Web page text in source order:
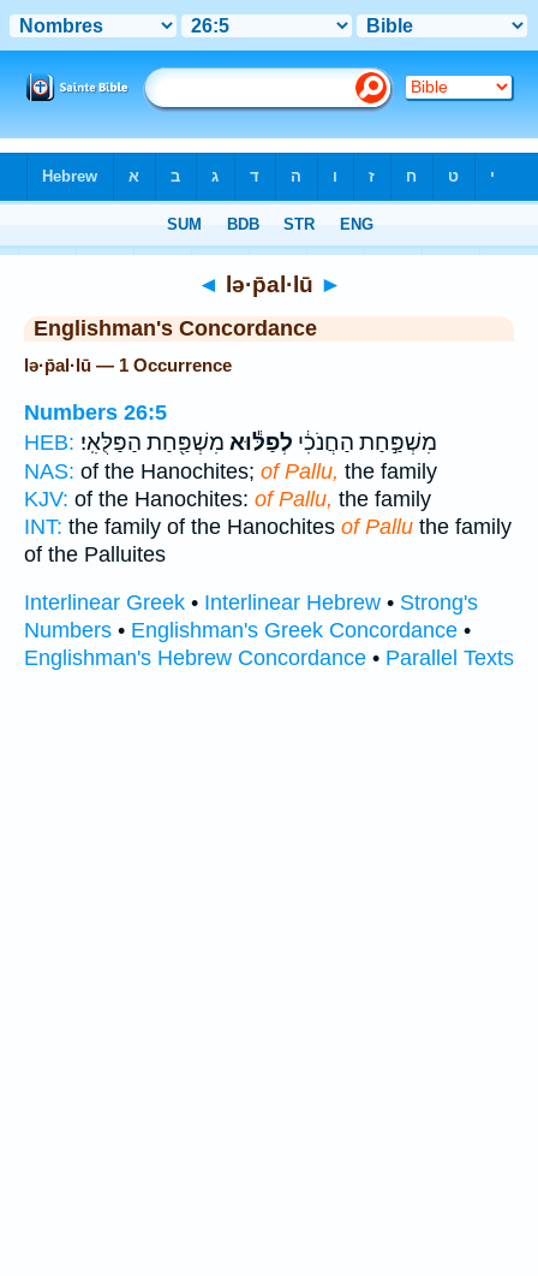
◄ lə·p̄al·lū ►
Englishman's Concordance
lə·p̄al·lū — 1 Occurrence
Numbers 26:5
HEB:
מִשְׁפַּ֣חַת הַחֲנֹכִ֔י לְפַלּ֕וּא מִשְׁפַּ֖חַת הַפַּלֻּאִֽי׃
NAS: of the Hanochites; of Pallu, the family
KJV: of the Hanochites: of Pallu, the family
INT: the family of the Hanochites of Pallu the family
of the Palluites
Interlinear Greek • Interlinear Hebrew • Strong's
Numbers • Englishman's Greek Concordance •
Englishman's Hebrew Concordance • Parallel Texts